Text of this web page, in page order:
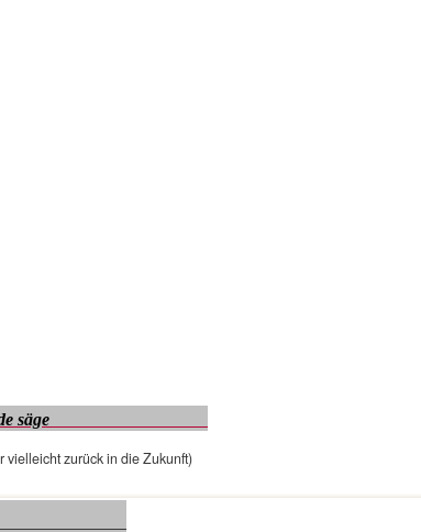
säge
vielleicht zurück in die Zukunft)